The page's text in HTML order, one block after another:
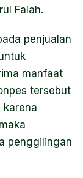
Falah.
penjualan
manfaat
tersebut
penggilingan